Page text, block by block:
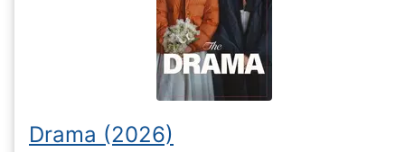
Drama (2026)